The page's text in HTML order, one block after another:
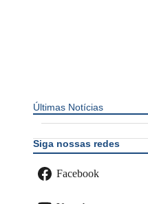
Últimas Notícias
Siga nossas redes
Facebook